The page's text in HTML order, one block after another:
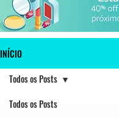
INÍCIO
Todos os Posts
Todos os Posts